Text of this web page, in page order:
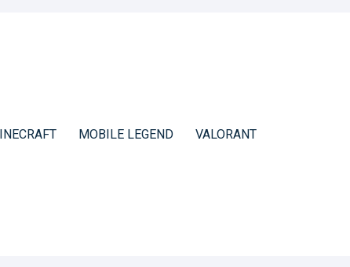
MOBILE LEGEND VALORANT